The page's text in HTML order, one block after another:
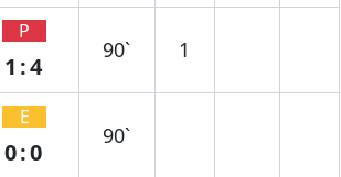
P
1:4
90` 1
E
0:0
90`